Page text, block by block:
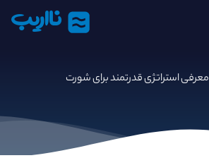
نااریب
معرفی استراتژی قدرتمند برای شورت